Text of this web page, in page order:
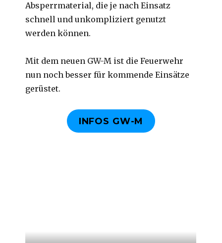
Absperrmaterial, die je nach Einsatz
schnell und unkompliziert genutzt
werden können.
Mit dem neuen GW-M ist die Feuerwehr
nun noch besser für kommende Einsätze
gerüstet.
INFOS GW-M